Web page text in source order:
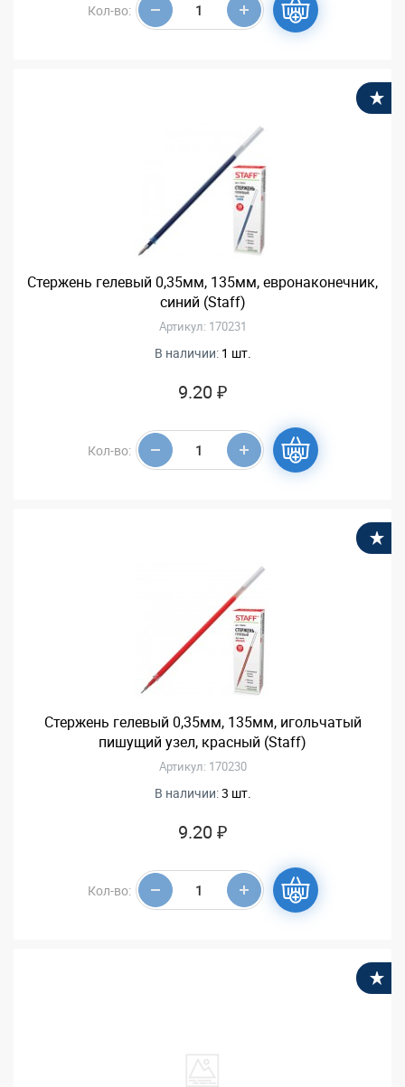
Кол-во:
Стержень гелевый 0,35мм, 135мм, евронаконечник,
синий (Staff)
Артикул: 170231
В наличии: 1 шт.
9.20 ₽
Кол-во:
Стержень гелевый 0,35мм, 135мм, игольчатый
пишущий узел, красный (Staff)
Артикул: 170230
В наличии:3 шт.
9.20 ₽
Кол-во: